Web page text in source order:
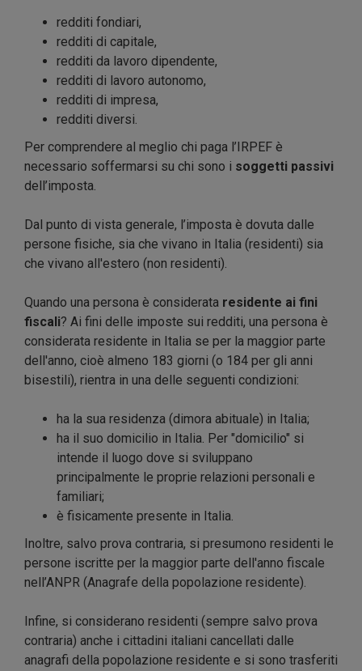
redditi fondiari,
redditi di capitale,
redditi da lavoro dipendente,
redditi di lavoro autonomo,
redditi di impresa,
redditi diversi.
Per comprendere al meglio chi paga l’IRPEF è
necessario soffermarsi su chi sono i soggetti passivi
dell’imposta.
Dal punto di vista generale, l’imposta è dovuta dalle
persone fisiche, sia che vivano in Italia (residenti) sia
che vivano all'estero (non residenti).
Quando una persona è considerata residente ai fini
fiscali? Ai fini delle imposte sui redditi, una persona è
considerata residente in Italia se per la maggior parte
dell'anno, cioè almeno 183 giorni (o 184 per gli anni
bisestili), rientra in una delle seguenti condizioni:
ha la sua residenza (dimora abituale) in Italia;
ha il suo domicilio in Italia. Per "domicilio" si
intende il luogo dove si sviluppano
principalmente le proprie relazioni personali e
familiari;
è fisicamente presente in Italia.
Inoltre, salvo prova contraria, si presumono residenti le
persone iscritte per la maggior parte dell'anno fiscale
nell’ANPR (Anagrafe della popolazione residente).
Infine, si considerano residenti (sempre salvo prova
contraria) anche i cittadini italiani cancellati dalle
anagrafi della popolazione residente e si sono trasferiti